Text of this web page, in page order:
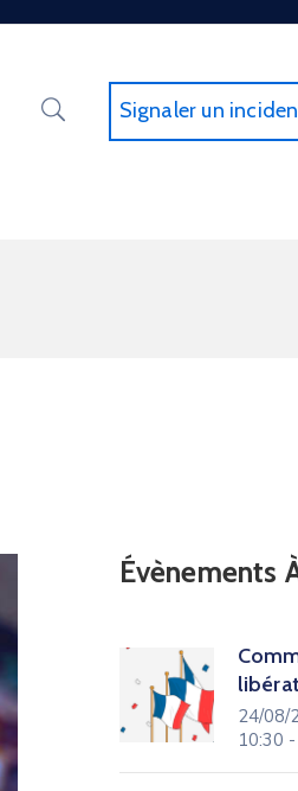
Signaler un
Évènements
24/08/
10:30